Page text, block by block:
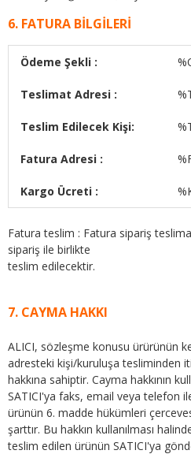
6. FATURA BİLGİLERİ
Ödeme Şekli :
Teslimat Adresi :
Teslim Edilecek Kişi:
Fatura Adresi :
Kargo Ücreti :
Fatura teslim : Fatura sipariş
sipariş ile birlikte
teslim edilecektir.
7. CAYMA HAKKI
ALICI, sözleşme konusu ürürünün
adresteki kişi/kuruluşa tesliminden
hakkına sahiptir. Cayma hakkının
SATICI'ya faks, email veya telefon
ürünün 6. madde hükümleri
şarttır. Bu hakkın kullanılması
teslim edilen ürünün SATICI'ya